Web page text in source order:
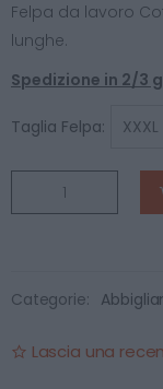
Felpa da lavoro
lunghe.
Spedizione in 2/3
Taglia Felpa:
Categorie:
Lascia una